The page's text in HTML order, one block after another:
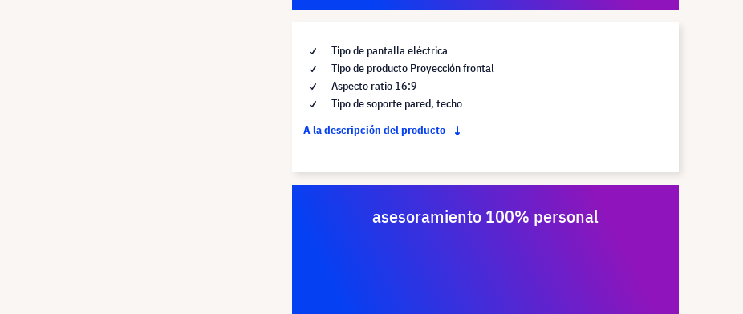
Tipo de pantalla eléctrica
Tipo de producto Proyección frontal
Aspecto ratio 16:9
Tipo de soporte pared, techo
A la descripción del producto
asesoramiento 100% personal